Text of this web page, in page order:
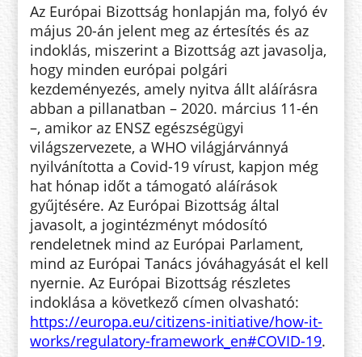
Az Európai Bizottság honlapján ma, folyó év
május 20-án jelent meg az értesítés és az
indoklás, miszerint a Bizottság azt javasolja,
hogy minden európai polgári
kezdeményezés, amely nyitva állt aláírásra
abban a pillanatban – 2020. március 11-én
–, amikor az ENSZ egészségügyi
világszervezete, a WHO világjárvánnyá
nyilvánította a Covid-19 vírust, kapjon még
hat hónap időt a támogató aláírások
gyűjtésére. Az Európai Bizottság által
javasolt, a jogintézményt módosító
rendeletnek mind az Európai Parlament,
mind az Európai Tanács jóváhagyását el kell
nyernie. Az Európai Bizottság részletes
indoklása a következő címen olvasható:
https://europa.eu/citizens-initiative/how-it-
works/regulatory-framework_en#COVID-19.